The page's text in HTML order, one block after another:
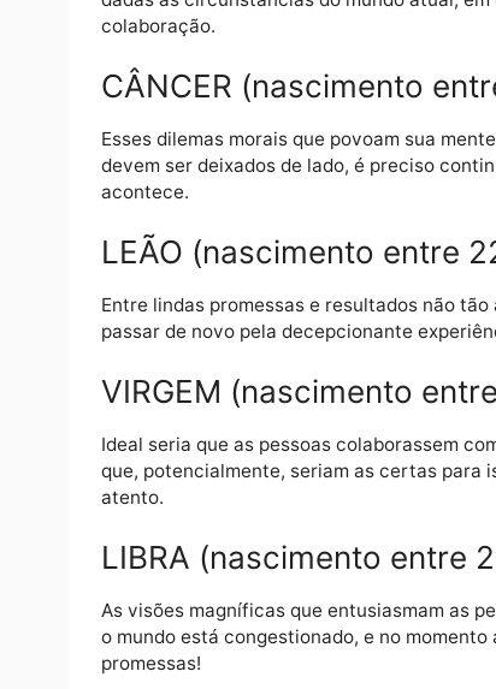
Uma coisa é você fazer uso de
problemas.
GÊMEOS (nascimento
As pessoas mais simpáticas e
dadas as circunstâncias do mundo
colaboração.
CÂNCER (nascimento
Esses dilemas morais que povoam sua
devem ser deixados de lado, é
acontece.
LEÃO (nascimento
Entre lindas promessas e resultados
passar de novo pela decepcionante
VIRGEM (nascimento